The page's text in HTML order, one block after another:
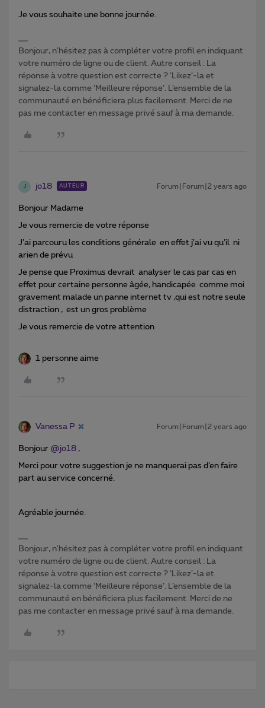
Je vous souhaite une bonne journée.
Bonjour, n'hésitez pas à compléter votre profil en indiquant
votre numéro de ligne ou de client. Autre conseil : La
réponse à votre question est correcte ? ‘Likez’-la et
signalez-la comme ‘Meilleure réponse’. L’ensemble de la
communauté en bénéficiera plus facilement. Merci de ne
pas me contacter en message privé sauf à ma demande.
J jo18 AUTEUR Forum|Forum|2 years ago
Bonjour Madame
Je vous remercie de votre réponse
J’ai parcouru les conditions générale en effet j’ai vu qu’il ni
arien de prévu
Je pense que Proximus devrait analyser le cas par cas en
effet pour certaine personne âgée, handicapée comme moi
gravement malade un panne internet tv ,qui est notre seule
distraction , est un gros problème
Je vous remercie de votre attention
1 personne aime
Vanessa P Forum|Forum|2 years ago
Bonjour @jo18 ,
Merci pour votre suggestion je ne manquerai pas d’en faire
part au service concerné.
Agréable journée.
Bonjour, n'hésitez pas à compléter votre profil en indiquant
votre numéro de ligne ou de client. Autre conseil : La
réponse à votre question est correcte ? ‘Likez’-la et
signalez-la comme ‘Meilleure réponse’. L’ensemble de la
communauté en bénéficiera plus facilement. Merci de ne
pas me contacter en message privé sauf à ma demande.